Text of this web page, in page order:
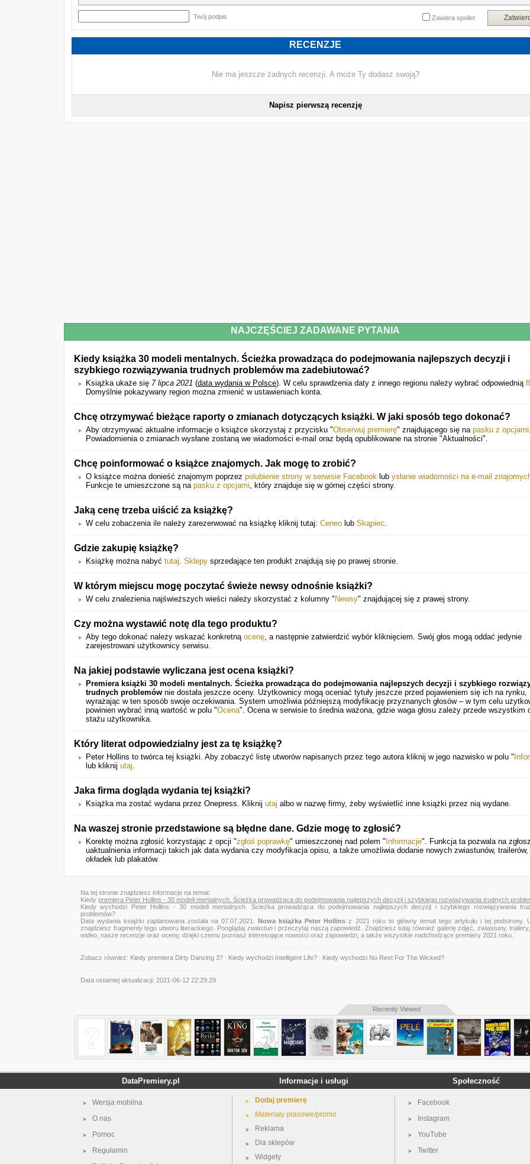
mentalnych.
tajniki szybkiego podejmowania trafnych decyzji
Skup się na tym, co ważne, patrz przenikliwie i podejmuj najlepsze decyzje!
Powyższy opis pochodzi od wydawcy.
Twój podpis Zawiera spoiler
RECENZJE
Nie ma jeszcze żadnych recenzji. A może Ty dodasz swoją?
Napisz pierwszą recenzję
NAJCZĘŚCIEJ ZADAWANE PYTANIA
Kiedy książka 30 modeli mentalnych. Ścieżka prowadząca do podejmowania najlepszych decyzji i
szybkiego rozwiązywania trudnych problemów ma zadebiutować?
Książka ukaże się 7 lipca 2021 (data wydania w Polsce). W celu sprawdzenia daty z innego regionu należy wybrać odpowiednią
Domyślnie pokazywany region można zmienić w ustawieniach konta.
Chcę otrzymywać bieżące raporty o zmianach dotyczących książki. W jaki sposób tego dokonać?
Aby otrzymywać aktualne informacje o książce skorzystaj z przycisku "Obserwuj premierę" znajdującego się na pasku z opcjami.
Powiadomienia o zmianach wysłane zostaną we wiadomości e-mail oraz będą opublikowane na stronie "Aktualności".
Chcę poinformować o książce znajomych. Jak mogę to zrobić?
O książce można donieść znajomym poprzez polubienie strony w serwisie Facebook lub ysłanie wiadomości na e-mail
Funkcje te umieszczone są na pasku z opcjami, który znajduje się w górnej części strony.
Jaką cenę trzeba uiścić za książkę?
W celu zobaczenia ile należy zarezerwować na książkę kliknij tutaj: Ceneo lub Skąpiec.
Gdzie zakupię książkę?
Książkę można nabyć tutaj. Sklepy sprzedające ten produkt znajdują się po prawej stronie.
W którym miejscu mogę poczytać świeże newsy odnośnie książki?
W celu znalezienia najświeższych wieści należy skorzystać z kolumny " Newsy" znajdującej się z prawej strony.
Czy można wystawić notę dla tego produktu?
Aby tego dokonać należy wskazać konkretną ocenę, a następnie zatwierdzić wybór kliknięciem. Swój głos mogą oddać jedynie
zarejestrowani użytkownicy serwisu.
Na jakiej podstawie wyliczana jest ocena książki?
Premiera książki 30 modeli mentalnych. Ścieżka prowadząca do podejmowania najlepszych decyzji i szybkiego
trudnych problemów nie dostała jeszcze oceny. Użytkownicy mogą oceniać tytuły jeszcze przed pojawieniem się ich na rynku,
wyrażając w ten sposób swoje oczekiwania. System umożliwia późniejszą modyfikację przyznanych głosów – w tym celu
powinien wybrać inną wartość w polu "Ocena". Ocena w serwisie to średnia ważona, gdzie waga głosu zależy przede wszystkim
stażu użytkownika.
Który literat odpowiedzialny jest za tę książkę?
Peter Hollins to twórca tej książki. Aby zobaczyć listę utworów napisanych przez tego autora kliknij w jego nazwisko w polu "
lub kliknij utaj.
Jaka firma dogląda wydania tej książki?
Książka ma zostać wydana przez Onepress. Kliknij utaj albo w nazwę firmy, żeby wyświetlić inne książki przez nią wydane.
Na waszej stronie przedstawione są błędne dane. Gdzie mogę to zgłosić?
Korektę można zgłosić korzystając z opcji "zgłoś poprawkę" umieszczonej nad polem " Informacje". Funkcja ta pozwala na
uaktualnienia informacji takich jak data wydania czy modyfikacja opisu, a także umożliwia dodanie nowych zwiastunów, trailerów,
okładek lub plakatów.
Na tej stronie znajdziesz informacje na temat:
Kiedy premiera Peter Hollins - 30 modeli mentalnych. Ścieżka prowadząca do podejmowania najlepszych decyzji i szybkiego rozwiązywania trudnych
Kiedy wychodzi Peter Hollins - 30 modeli mentalnych. Ścieżka prowadząca do podejmowania najlepszych decyzji i szybkiego rozwiązywania
problemów?
Data wydania książki zaplanowana została na 07.07.2021.Nowa książka Peter Hollins z 2021 roku to główny temat tego artykułu i tej podstrony.
znajdziesz fragmenty tego utworu literackiego. Pooglądaj zwiastuni przeczytaj naszą zapowiedź. Znajdziesz tutaj również galerię zdjęć, zwiastuny,
wideo, nasze recenzje oraz oceny, dzięki czemu poznasz interesujące nowości oraz zapowiedzi, a także wszystkie nadchodzące premiery 2021 roku.
Zobacz również: Kiedy premiera Dirty Dancing 3? Kiedy wychodzi Intelligent Life? Kiedy wychodzi No Rest For The Wicked?
Data ostatniej aktualizacji: 2021-06-12 22:29:29
NOWA KSIĄŻKA PETER HOLLINS - 30 MODELI MENTALNYCH. ŚCIEŻKA
Recently Viewed
DataPremiery.pl
Wersja mobilna
O nas
Pomoc
Regulamin
Informacje i usługi
Dodaj premierę
Materiały prasowe/promo
Reklama
Dla sklepów
Widgety
Społeczność
Facebook
Instagram
YouTube
Twitter